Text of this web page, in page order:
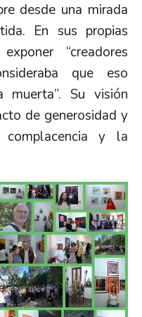
desde una mirada
En sus propias
“creadores
que eso
muerta”. Su visión
de generosidad y
y la